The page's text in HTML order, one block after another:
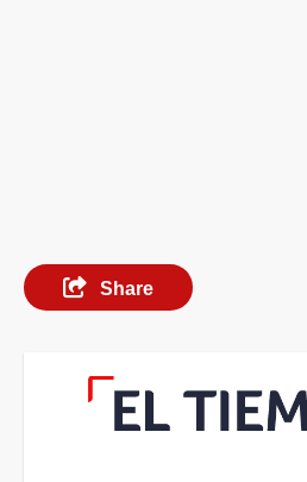
Share